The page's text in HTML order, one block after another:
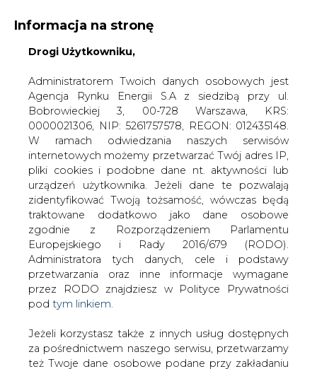
KONTAKT:
WIELKOŚĆ TEKSTU A A
ZALOGUJ SIĘ
WŁĄCZ CIRE.TV
Informacja na stronę
Drogi Użytkowniku,
Administratorem Twoich danych osobowych jest
Agencja Rynku Energii S.A z siedzibą przy ul.
Bobrowieckiej 3, 00-728 Warszawa, KRS:
0000021306, NIP: 5261757578, REGON: 012435148.
W ramach odwiedzania naszych serwisów
internetowych możemy przetwarzać Twój adres IP,
pliki cookies i podobne dane nt. aktywności lub
urządzeń użytkownika. Jeżeli dane te pozwalają
zidentyfikować Twoją tożsamość, wówczas będą
traktowane dodatkowo jako dane osobowe
zgodnie z Rozporządzeniem Parlamentu
Europejskiego i Rady 2016/679 (RODO).
Administratora tych danych, cele i podstawy
przetwarzania oraz inne informacje wymagane
przez RODO znajdziesz w Polityce Prywatności
pod tym linkiem.
Jeżeli korzystasz także z innych usług dostępnych
za pośrednictwem naszego serwisu, przetwarzamy
też Twoje dane osobowe podane przy zakładaniu